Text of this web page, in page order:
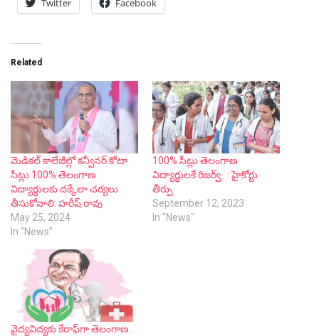
Related
మెడికల్ కాలేజీల్లో కన్వీనర్ కోటా
సీట్లు 100% తెలంగాణ
విద్యార్థులకు దక్కేలా చర్యలు
తీసుకోవాలి: హరీష్ రావు
May 25, 2024
In "News"
100% సీట్లు తెలంగాణ
విద్యార్థులకే రిజర్వ్.. : హైకోర్టు
తీర్పు
September 12, 2023
In "News"
వైద్య‌విద్య‌కు కేరాఫ్‌గా తెలంగాణ‌..